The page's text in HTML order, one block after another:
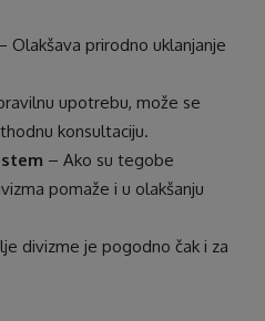
Olakšava prirodno uklanjanje
upotrebu, može se
konsultaciju.
– Ako su tegobe
pomaže i u olakšanju
divizme je pogodno čak i za